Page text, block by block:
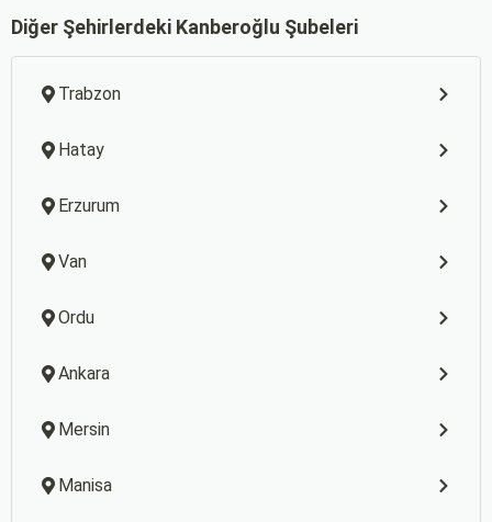
Diğer Şehirlerdeki Kanberoğlu Şubeleri
Trabzon
Hatay
Erzurum
Van
Ordu
Ankara
Mersin
Manisa